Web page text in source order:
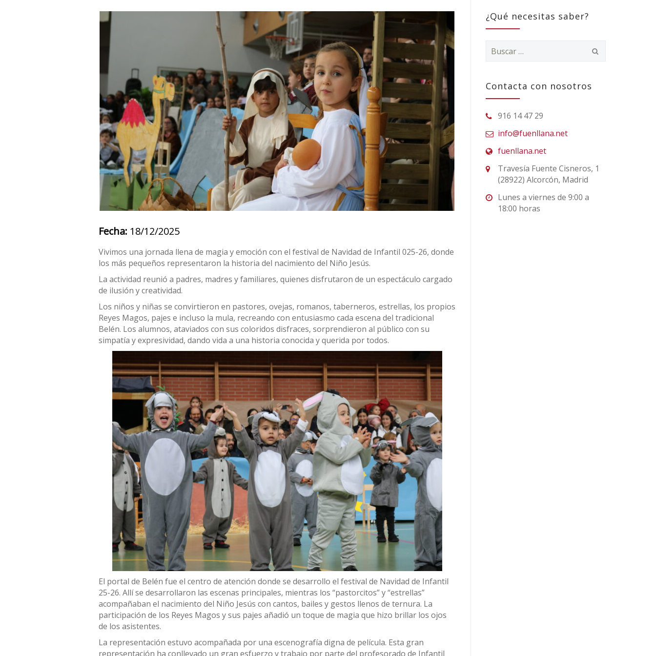
Fecha: 18/12/2025
Vivimos una jornada llena de magia y emoción con el festival de Navidad de Infantil 025-26, donde
los más pequeños representaron la historia del nacimiento del Niño Jesús.
La actividad reunió a padres, madres y familiares, quienes disfrutaron de un espectáculo cargado
de ilusión y creatividad.
Los niños y niñas se convirtieron en pastores, ovejas, romanos, taberneros, estrellas, los propios
Reyes Magos, pajes e incluso la mula, recreando con entusiasmo cada escena del tradicional
Belén. Los alumnos, ataviados con sus coloridos disfraces, sorprendieron al público con su
simpatía y expresividad, dando vida a una historia conocida y querida por todos.
El portal de Belén fue el centro de atención donde se desarrollo el festival de Navidad de Infantil
25-26. Allí se desarrollaron las escenas principales, mientras los “pastorcitos” y “estrellas”
acompañaban el nacimiento del Niño Jesús con cantos, bailes y gestos llenos de ternura. La
participación de los Reyes Magos y sus pajes añadió un toque de magia que hizo brillar los ojos
de los asistentes.
La representación estuvo acompañada por una escenografía digna de película. Esta gran
representación ha conllevado un gran esfuerzo y trabajo por parte del profesorado de Infantil
¿Qué necesitas saber?
Contacta con nosotros
916 14 47 29
info@fuenllana.net
fuenllana.net
Travesía Fuente Cisneros, 1
(28922) Alcorcón, Madrid
Lunes a viernes de 9:00 a
18:00 horas